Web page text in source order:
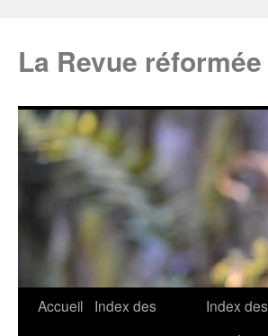
La Revue réformée
Accueil
Index des
Index des